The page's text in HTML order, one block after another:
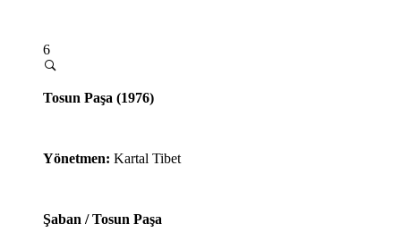
6
Tosun Paşa (1976)
Yönetmen: Kartal Tibet
Şaban / Tosun Paşa